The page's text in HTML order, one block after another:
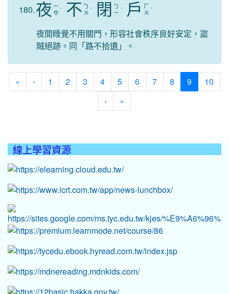
180.夜 ㄧ
ㄝˋ 不 ㄅ
ㄨ ˋ 閉
ㄅ
ㄧ ˋ 戶
ㄏ
ㄨ ˋ
夜間睡覺不用關門，形容社會秩序良好安定，盜
賊絕跡。同「路不拾遺」。
« ‹ 1 2 3 4 5 6 7 8 9(current)
10
› »
線上學習資源